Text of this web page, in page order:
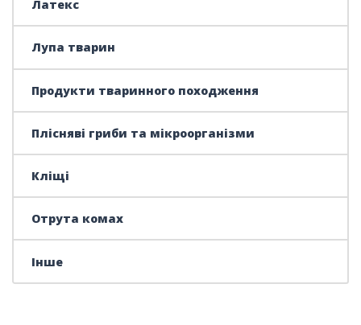
Латекс
Лупа тварин
Продукти тваринного походження
Плісняві гриби та мікроорганізми
Кліщі
Отрута комах
Інше